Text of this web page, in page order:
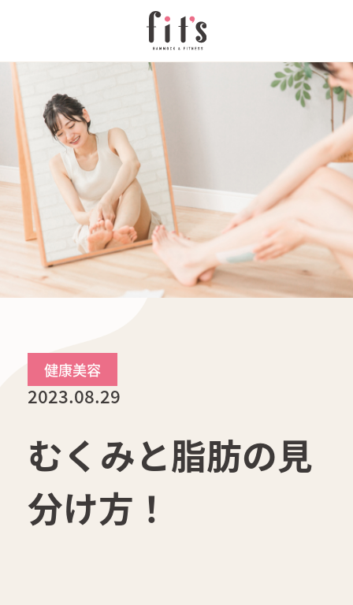
健康美容
2023.08.29
むくみと脂肪の見
分け方！